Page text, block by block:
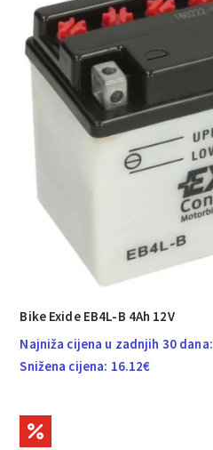
Bike Exide EB4L-B 4Ah 12V
Najniža cijena u zadnjih 30 dana:
Snižena cijena: 16.12€